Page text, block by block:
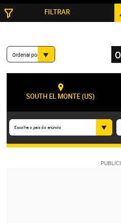
FILTRAR
Ordenar por
SOUTH EL MONTE (US)
Escolha o país do anúncio